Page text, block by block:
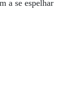
a se espelhar